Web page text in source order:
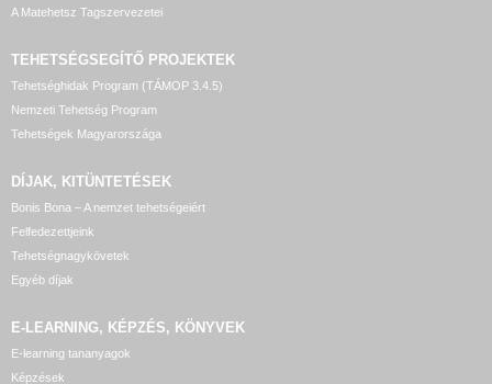
A Matehetsz Tagszervezetei
TEHETSÉGSEGÍTŐ PROJEKTEK
Tehetséghidak Program (TÁMOP 3.4.5)
Nemzeti Tehetség Program
Tehetségek Magyarországa
DÍJAK, KITÜNTETÉSEK
Bonis Bona – A nemzet tehetségeiért
Felfedezettjeink
Tehetségnagykövetek
Egyéb díjak
E-LEARNING, KÉPZÉS, KÖNYVEK
E-learning tananyagok
Képzések